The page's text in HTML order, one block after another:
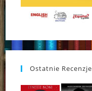
Ostatnie Recenzje